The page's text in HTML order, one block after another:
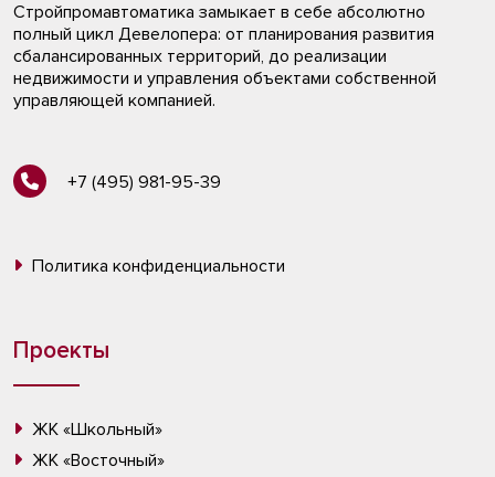
Стройпромавтоматика замыкает в себе абсолютно
полный цикл Девелопера: от планирования развития
сбалансированных территорий, до реализации
недвижимости и управления объектами собственной
управляющей компанией.
+7 (495) 981-95-39
Политика конфиденциальности
Проекты
ЖК «Школьный»
ЖК «Восточный»